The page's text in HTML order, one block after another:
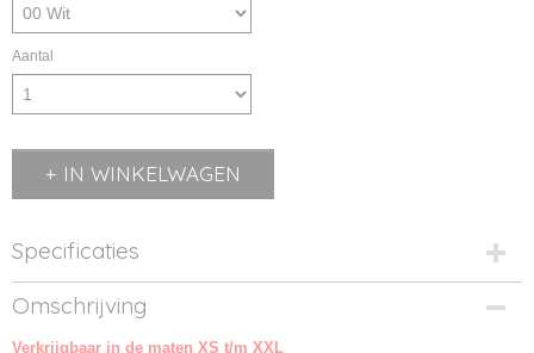
Aantal
IN WINKELWAGEN
Specificaties
Productcode
NW021051-00
Productcode leverancier
Omschrijving
Verkrijgbaar in de maten XS t/m XXL